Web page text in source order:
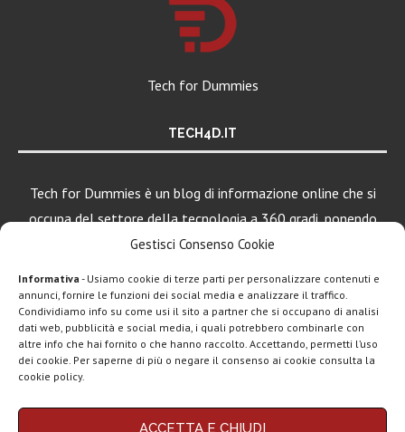
Gestisci Consenso Cookie
Informativa - Usiamo cookie di terze parti per personalizzare contenuti e
annunci, fornire le funzioni dei social media e analizzare il traffico.
Condividiamo info su come usi il sito a partner che si occupano di analisi
dati web, pubblicità e social media, i quali potrebbero combinarle con
altre info che hai fornito o che hanno raccolto. Accettando, permetti l’uso
dei cookie. Per saperne di più o negare il consenso ai cookie consulta la
cookie policy.
ACCETTA E CHIUDI
Tech for Dummies
TECH4D.IT
Tech for Dummies è un blog di informazione online che si
occupa del settore della tecnologia a 360 gradi, ponendo
una particolare attenzione al mondo Android, Apple e
Chi siamo Contatti Disclaimer Privacy policy
LEGGI ANCHE
Motorola rinnova